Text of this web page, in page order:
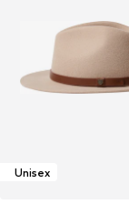
Unisex